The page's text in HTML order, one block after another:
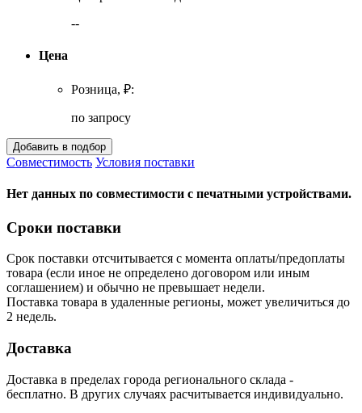
--
Цена
Розница, ₽:
по запросу
Совместимость Условия поставки
Нет данных по совместимости с печатными устройствами.
Сроки поставки
Срок поставки отсчитывается с момента оплаты/предоплаты
товара (если иное не определено договором или иным
соглашением) и обычно не превышает недели.
Поставка товара в удаленные регионы, может увеличиться до
2 недель.
Доставка
Доставка в пределах города регионального склада -
бесплатно. В других случаях расчитывается индивидуально.